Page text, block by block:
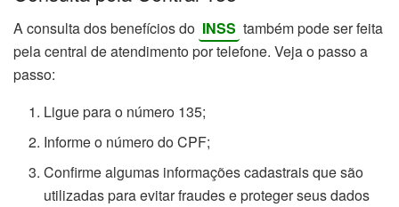
A consulta dos benefícios do INSS também pode ser feita
pela central de atendimento por telefone. Veja o passo a
passo:
Ligue para o número 135;
Informe o número do CPF;
Confirme algumas informações cadastrais que são
utilizadas para evitar fraudes e proteger seus dados